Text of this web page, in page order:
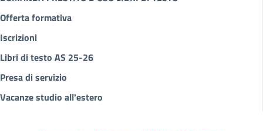
Offerta formativa
Iscrizioni
Libri di testo AS 25-26
Presa di servizio
Vacanze studio all'estero